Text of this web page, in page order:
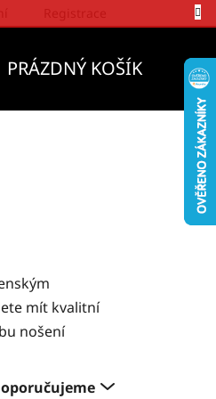
PRÁZDNÝ KOŠÍK
mít kvalitní
nošení